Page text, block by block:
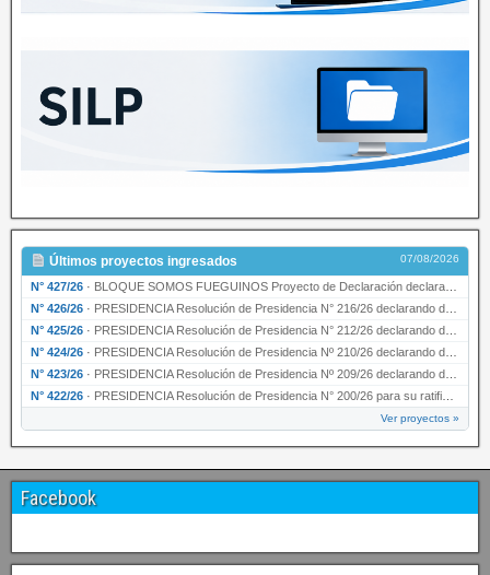
Últimos proyectos ingresados 07/08/2026
N° 427/26 · BLOQUE SOMOS FUEGUINOS Proyecto de Declaración declarando de interés provincial PRESIDENCI…
N° 426/26 · PRESIDENCIA Resolución de Presidencia N° 216/26 declarando de interés provincial la labor …
N° 425/26 · PRESIDENCIA Resolución de Presidencia N° 212/26 declarando de interés provincial el “50° A…
N° 424/26 · PRESIDENCIA Resolución de Presidencia Nº 210/26 declarando de interés provincial el proyec…
N° 423/26 · PRESIDENCIA Resolución de Presidencia Nº 209/26 declarando de interés provincial la presen…
N° 422/26 · PRESIDENCIA Resolución de Presidencia N° 200/26 para su ratificación.
Ver proyectos »
Facebook